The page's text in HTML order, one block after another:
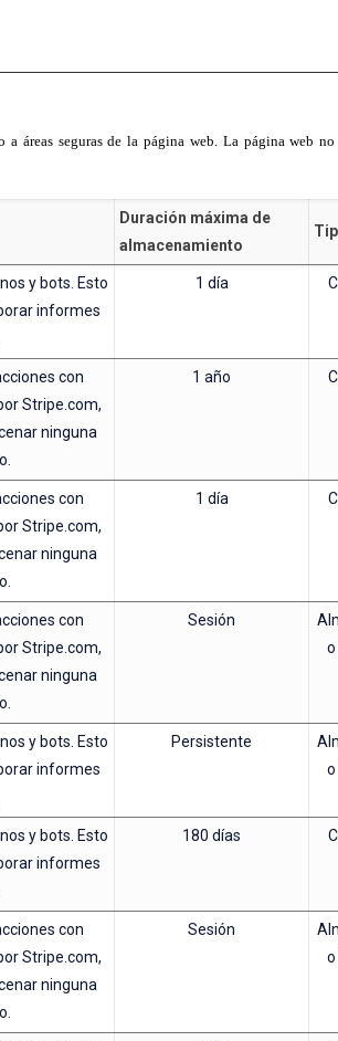
áreas seguras de la página web. La página web
Duración máxima de
almacenamiento
y bots. Esto
informes
1 día
con
Stripe.com,
ninguna
1 año
con
Stripe.com,
ninguna
1 día
con
Stripe.com,
ninguna
Sesión
o
y bots. Esto
informes
Persistente
o
y bots. Esto
informes
180 días
con
Stripe.com,
ninguna
Sesión
o